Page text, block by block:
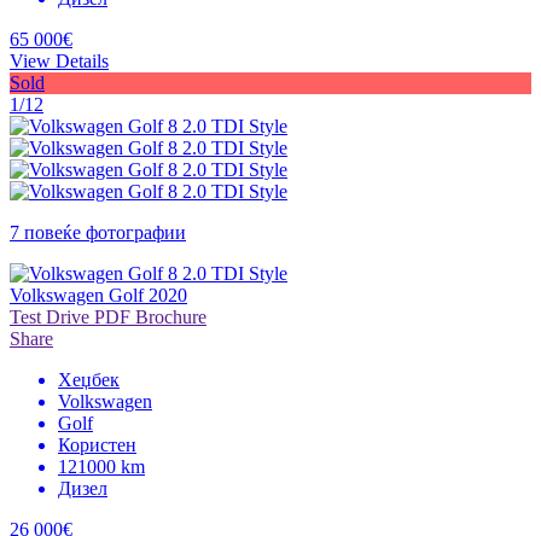
65 000€
View Details
Sold
1/12
7 повеќе фотографии
Volkswagen Golf 2020
Test Drive PDF Brochure
Share
Хеџбек
Volkswagen
Golf
Користен
121000 km
Дизел
26 000€